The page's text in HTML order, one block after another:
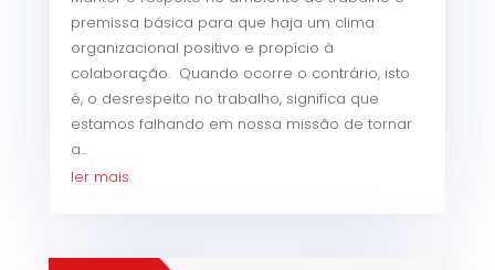
premissa básica para que haja um clima
organizacional positivo e propício à
colaboração. Quando ocorre o contrário, isto
é, o desrespeito no trabalho, significa que
estamos falhando em nossa missão de tornar
a...
ler mais